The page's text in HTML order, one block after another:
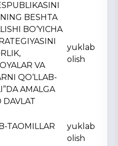
BЕSHTA
BO‘YICHA
VA
QO‘LLAB-
AMALGA
DAVLAT
yuklab
olish
TAOMILLAR
yuklab
olish